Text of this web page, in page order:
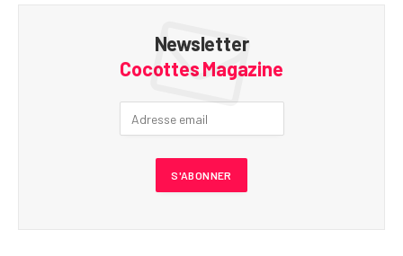
Newsletter
Cocottes Magazine